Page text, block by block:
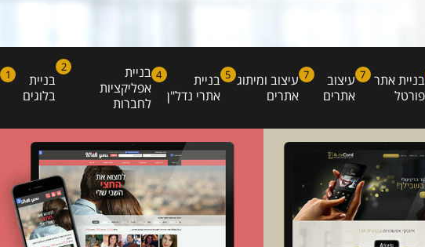
בניית אתר
פורטל
7 עיצוב
אתרים
7 עיצוב ומיתוג
אתרים
5 בניית
אתרי נדל"ן
4 בניית
אפליקציות
לחברות
2
בניית
בלוגים
1